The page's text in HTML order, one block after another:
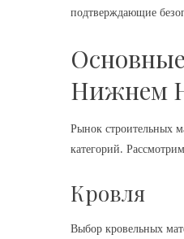
подтверждающие
Нижнем
Рынок строительных
категорий.
Кровля
Выбор кровельных